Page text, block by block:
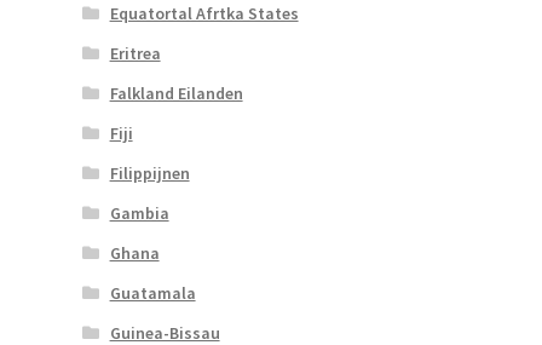
Equatortal Afrtka States
Eritrea
Falkland Eilanden
Fiji
Filippijnen
Gambia
Ghana
Guatamala
Guinea-Bissau